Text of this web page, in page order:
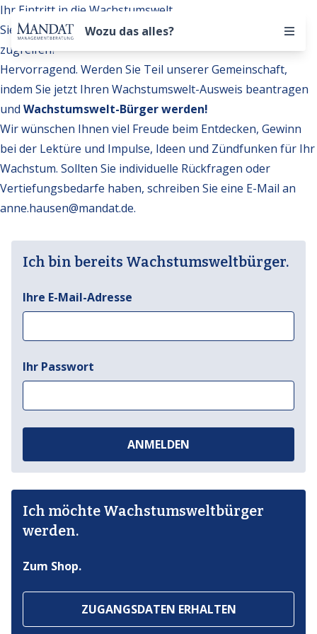
Wozu das alles?
Ihr Eintritt in die Wachstumswelt
Sie möchten auf weitere Inhalte der Wachstumswelt
zugreifen?
Hervorragend. Werden Sie Teil unserer Gemeinschaft,
indem Sie jetzt Ihren Wachstumswelt-Ausweis beantragen
und Wachstumswelt-Bürger werden!
Wir wünschen Ihnen viel Freude beim Entdecken, Gewinn
bei der Lektüre und Impulse, Ideen und Zündfunken für Ihr
Wachstum. Sollten Sie individuelle Rückfragen oder
Vertiefungsbedarfe haben, schreiben Sie eine E-Mail an
anne.hausen@mandat.de.
Ich bin bereits Wachstumsweltbürger.
Ihre E-Mail-Adresse
Ihr Passwort
ANMELDEN
Ich möchte Wachstumsweltbürger
werden.
Zum Shop.
ZUGANGSDATEN ERHALTEN